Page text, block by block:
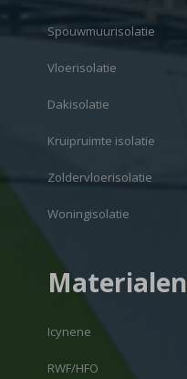
Spouwmuurisolatie
Vloerisolatie
Dakisolatie
Kruipruimte isolatie
Zoldervloerisolatie
Woningisolatie
Materialen
Icynene
RWF/HFO